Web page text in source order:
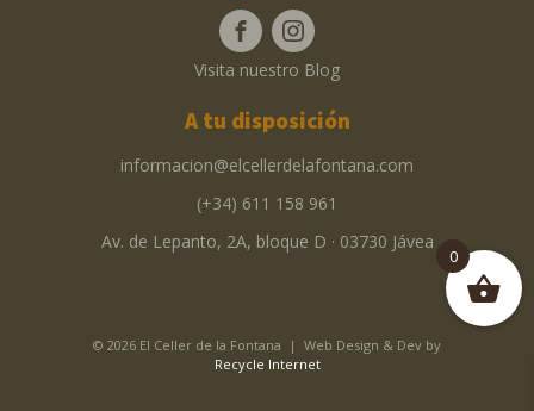
Visita nuestro Blog
A tu disposición
informacion@elcellerdelafontana.com
(+34) 611 158 961
Av. de Lepanto, 2A, bloque D · 03730 Jávea
© 2026 El Celler de la Fontana | Web Design & Dev by
Recycle Internet
0